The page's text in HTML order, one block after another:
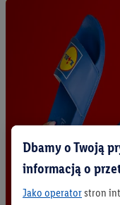
Dbamy o Twoją
informacją o
Jako operatorstron